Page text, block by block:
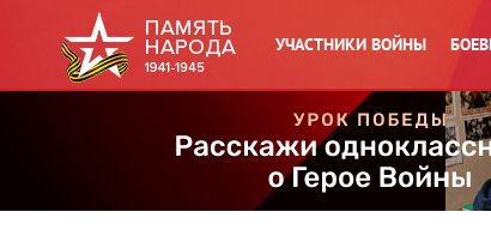
УЧАСТНИКИ ВОЙНЫ